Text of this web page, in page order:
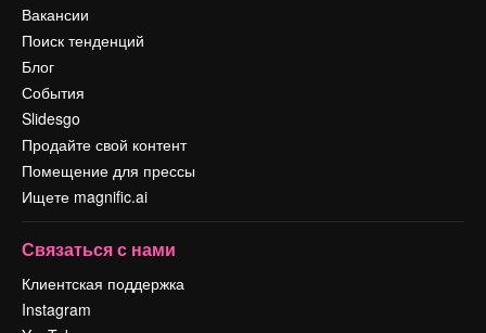
Вакансии
Поиск тенденций
Блог
События
Slidesgo
Продайте свой контент
Помещение для прессы
Ищете magnific.ai
Связаться с нами
Клиентская поддержка
Instagram